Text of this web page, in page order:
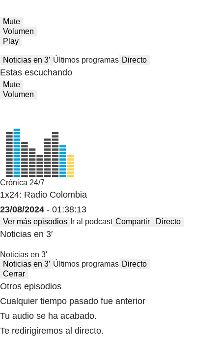
Mute
Volumen
Play
Noticias en 3′ Últimos programas Directo
Estas escuchando
Mute
Volumen
Crónica 24/7
1x24: Radio Colombia
23/08/2024 - 01:38:13
Ver más episodios Ir al podcast Compartir Directo
Noticias en 3′
Noticias en 3′
Noticias en 3′ Últimos programas Directo
Cerrar
Otros episodios
Cualquier tiempo pasado fue anterior
Tu audio se ha acabado.
Te redirigiremos al directo.